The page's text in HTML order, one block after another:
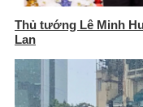
Thủ tướng Lê Minh
Lan